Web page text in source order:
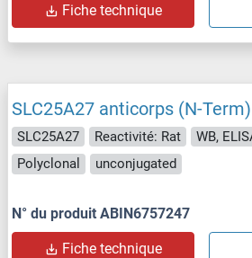
Fiche technique
SLC25A27 anticorps (N-Term)
SLC25A27 Reactivité: Rat WB,
Polyclonal
unconjugated
N° du produit ABIN6757247
Fiche technique